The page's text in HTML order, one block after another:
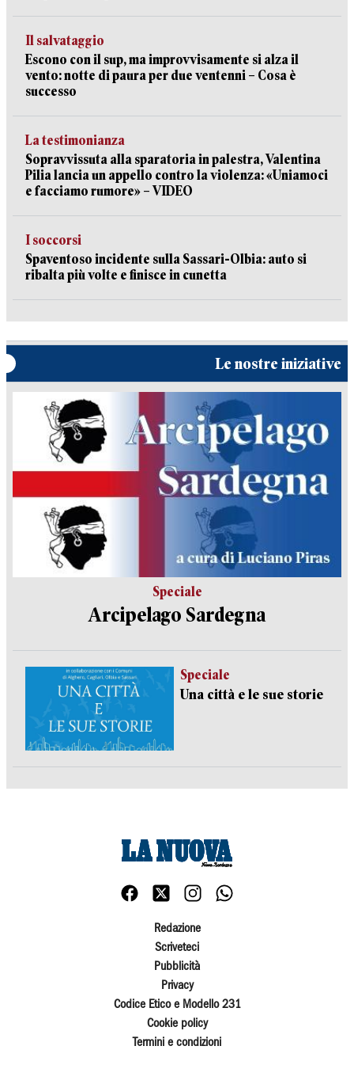
Il salvataggio
Escono con il sup, ma improvvisamente si alza il
vento: notte di paura per due ventenni – Cosa è
successo
La testimonianza
Sopravvissuta alla sparatoria in palestra, Valentina
Pilia lancia un appello contro la violenza: «Uniamoci
e facciamo rumore» – VIDEO
I soccorsi
Spaventoso incidente sulla Sassari-Olbia: auto si
ribalta più volte e finisce in cunetta
Le nostre iniziative
Speciale
Arcipelago Sardegna
Speciale
Una città e le sue storie
Redazione
Scriveteci
Pubblicità
Privacy
Codice Etico e Modello 231
Cookie policy
Termini e condizioni